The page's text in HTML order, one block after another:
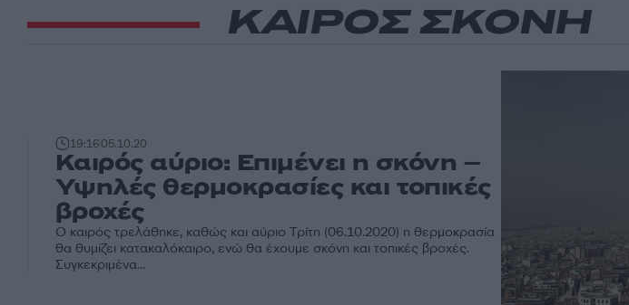
ΚΑΙΡΟΣ ΣΚΟΝΗ
19:1605.10.20
Καιρός αύριο: Επιμένει η σκόνη –
Υψηλές θερμοκρασίες και τοπικές
βροχές
Ο καιρός τρελάθηκε, καθώς και αύριο Τρίτη (06.10.2020) η θερμοκρασία
θα θυμίζει κατακαλόκαιρο, ενώ θα έχουμε σκόνη και τοπικές βροχές.
Συγκεκριμένα...